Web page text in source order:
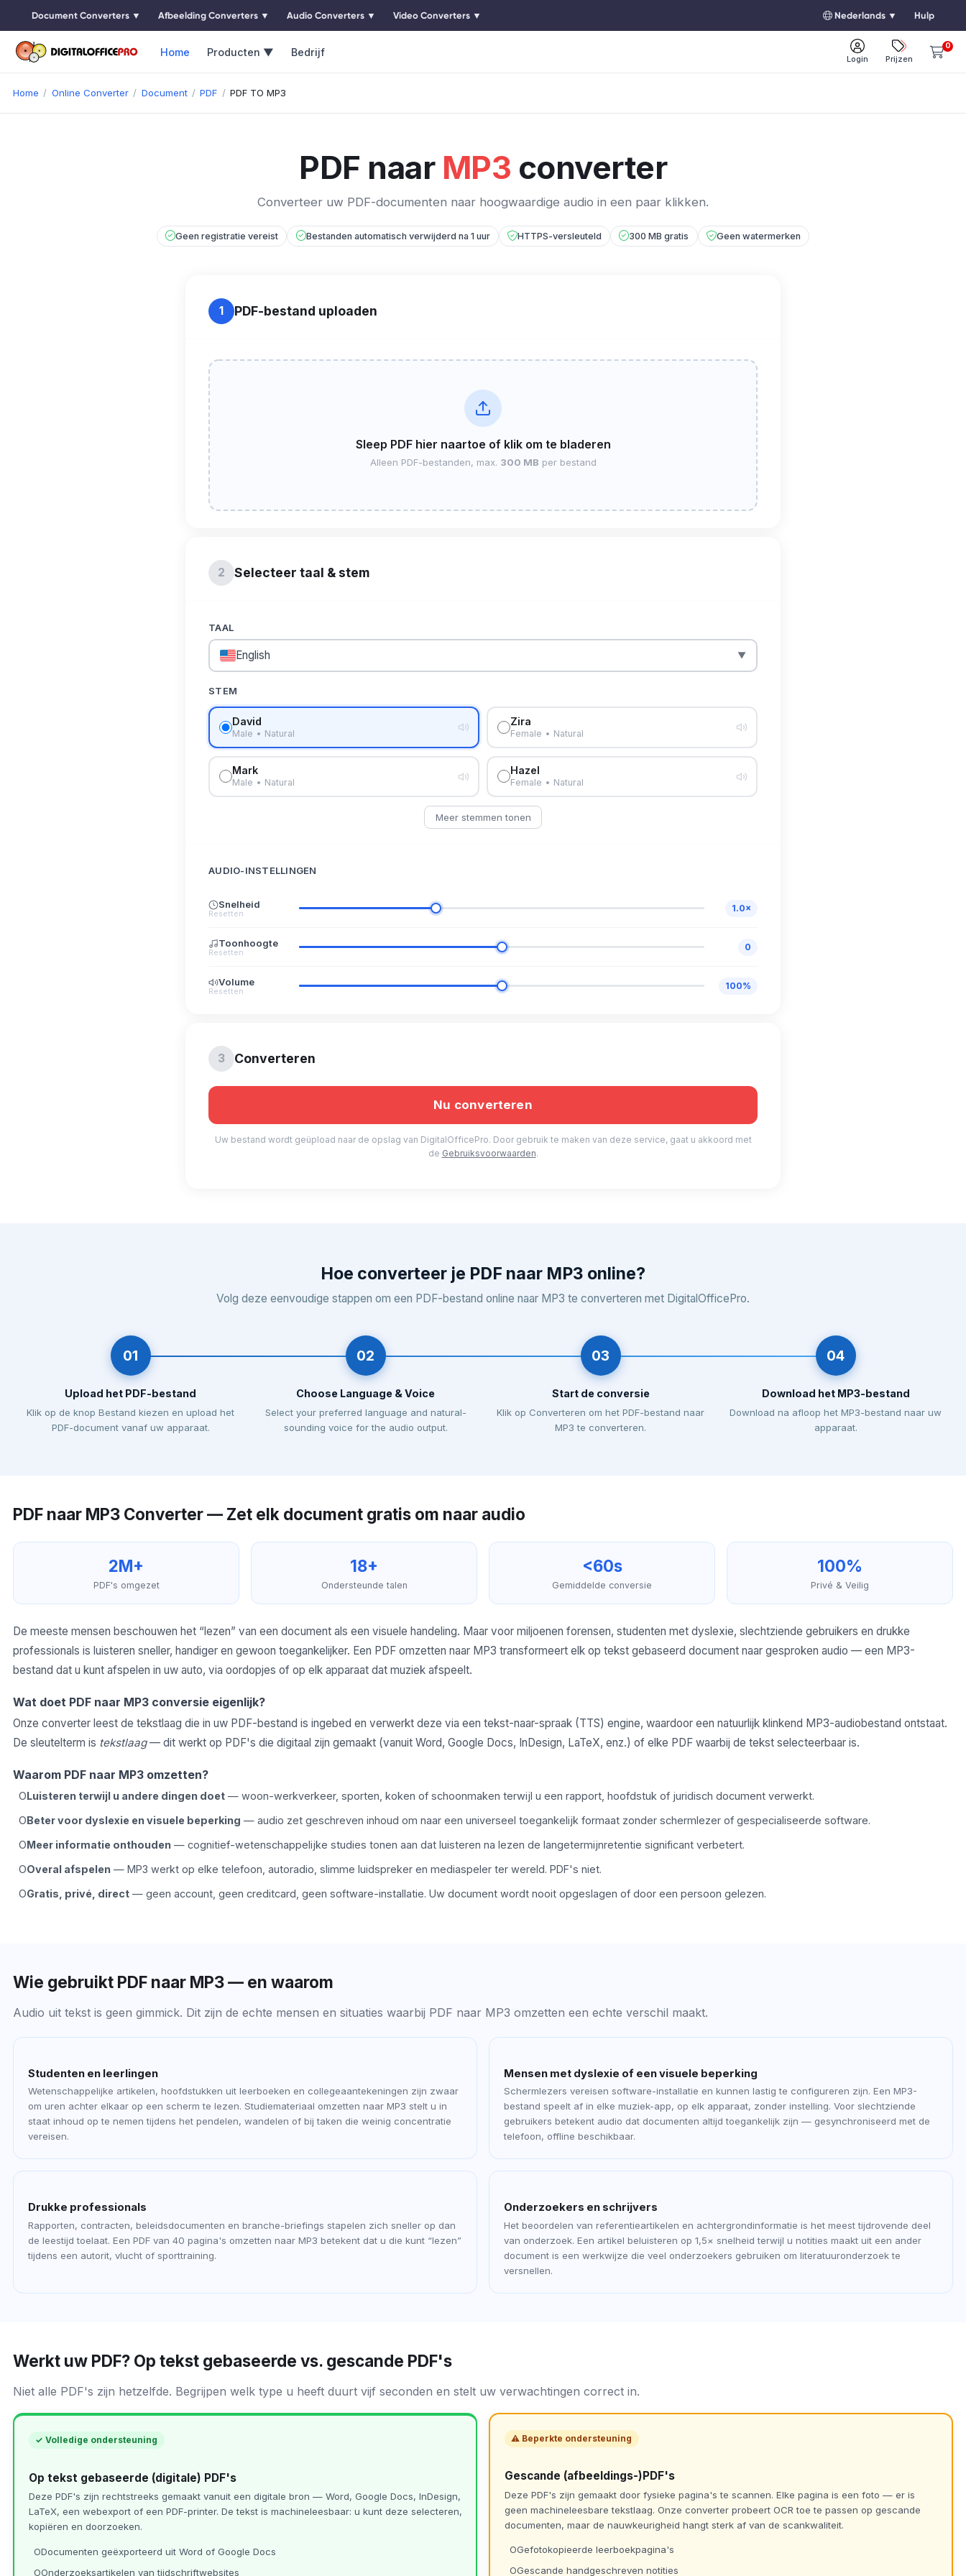
Document Converters ▼ Afbeelding Converters ▼ Audio Converters ▼ Video Converters ▼ Nederlands ▼ Hulp
Home Producten ▼ Bedrijf
Login Prijzen
0
Home Online Converter Document PDF PDF TO MP3
PDF naar MP3 converter
Converteer uw PDF-documenten naar hoogwaardige audio in een paar klikken.
Geen registratie vereist Bestanden automatisch verwijderd na 1 uur HTTPS-versleuteld 300 MB gratis Geen watermerken
1 PDF-bestand uploaden
Sleep PDF hier naartoe of klik om te bladeren
Alleen PDF-bestanden, max. 300 MB per bestand
2 Selecteer taal & stem
TAAL
English ▼
STEM
David
Male • Natural
Zira
Female • Natural
Mark
Male • Natural
Hazel
Female • Natural
Meer stemmen tonen
AUDIO-INSTELLINGEN
Snelheid
Resetten
1.0×
Toonhoogte
Resetten
0
Volume
Resetten
100%
3 Converteren
Uw bestand wordt geüpload naar de opslag van DigitalOfficePro. Door gebruik te maken van deze service, gaat u akkoord met
de Gebruiksvoorwaarden.
Hoe converteer je PDF naar MP3 online?
Volg deze eenvoudige stappen om een PDF-bestand online naar MP3 te converteren met DigitalOfficePro.
01
Upload het PDF-bestand
Klik op de knop Bestand kiezen en upload het
PDF-document vanaf uw apparaat.
02
Choose Language & Voice
Select your preferred language and natural-
sounding voice for the audio output.
03
Start de conversie
Klik op Converteren om het PDF-bestand naar
MP3 te converteren.
04
Download het MP3-bestand
Download na afloop het MP3-bestand naar uw
apparaat.
PDF naar MP3 Converter — Zet elk document gratis om naar audio
2M+
PDF's omgezet
18+
Ondersteunde talen
<60s
Gemiddelde conversie
100%
Privé & Veilig
De meeste mensen beschouwen het “lezen” van een document als een visuele handeling. Maar voor miljoenen forensen, studenten met dyslexie, slechtziende gebruikers en drukke
professionals is luisteren sneller, handiger en gewoon toegankelijker. Een PDF omzetten naar MP3 transformeert elk op tekst gebaseerd document naar gesproken audio — een MP3-
bestand dat u kunt afspelen in uw auto, via oordopjes of op elk apparaat dat muziek afspeelt.
Wat doet PDF naar MP3 conversie eigenlijk?
Onze converter leest de tekstlaag die in uw PDF-bestand is ingebed en verwerkt deze via een tekst-naar-spraak (TTS) engine, waardoor een natuurlijk klinkend MP3-audiobestand ontstaat.
De sleutelterm is tekstlaag— dit werkt op PDF's die digitaal zijn gemaakt (vanuit Word, Google Docs, InDesign, LaTeX, enz.) of elke PDF waarbij de tekst selecteerbaar is.
Waarom PDF naar MP3 omzetten?
Luisteren terwijl u andere dingen doet — woon-werkverkeer, sporten, koken of schoonmaken terwijl u een rapport, hoofdstuk of juridisch document verwerkt.
Beter voor dyslexie en visuele beperking — audio zet geschreven inhoud om naar een universeel toegankelijk formaat zonder schermlezer of gespecialiseerde software.
Meer informatie onthouden — cognitief-wetenschappelijke studies tonen aan dat luisteren na lezen de langetermijnretentie significant verbetert.
Overal afspelen — MP3 werkt op elke telefoon, autoradio, slimme luidspreker en mediaspeler ter wereld. PDF's niet.
Gratis, privé, direct — geen account, geen creditcard, geen software-installatie. Uw document wordt nooit opgeslagen of door een persoon gelezen.
Wie gebruikt PDF naar MP3 — en waarom
Audio uit tekst is geen gimmick. Dit zijn de echte mensen en situaties waarbij PDF naar MP3 omzetten een echte verschil maakt.
Studenten en leerlingen
Wetenschappelijke artikelen, hoofdstukken uit leerboeken en collegeaantekeningen zijn zwaar
om uren achter elkaar op een scherm te lezen. Studiemateriaal omzetten naar MP3 stelt u in
staat inhoud op te nemen tijdens het pendelen, wandelen of bij taken die weinig concentratie
vereisen.
Mensen met dyslexie of een visuele beperking
Schermlezers vereisen software-installatie en kunnen lastig te configureren zijn. Een MP3-
bestand speelt af in elke muziek-app, op elk apparaat, zonder instelling. Voor slechtziende
gebruikers betekent audio dat documenten altijd toegankelijk zijn — gesynchroniseerd met de
telefoon, offline beschikbaar.
Drukke professionals
Rapporten, contracten, beleidsdocumenten en branche-briefings stapelen zich sneller op dan
de leestijd toelaat. Een PDF van 40 pagina's omzetten naar MP3 betekent dat u die kunt “lezen”
tijdens een autorit, vlucht of sporttraining.
Onderzoekers en schrijvers
Het beoordelen van referentieartikelen en achtergrondinformatie is het meest tijdrovende deel
van onderzoek. Een artikel beluisteren op 1,5× snelheid terwijl u notities maakt uit een ander
document is een werkwijze die veel onderzoekers gebruiken om literatuuronderzoek te
versnellen.
Werkt uw PDF? Op tekst gebaseerde vs. gescande PDF's
Niet alle PDF's zijn hetzelfde. Begrijpen welk type u heeft duurt vijf seconden en stelt uw verwachtingen correct in.
✓ Volledige ondersteuning
Op tekst gebaseerde (digitale) PDF's
Deze PDF's zijn rechtstreeks gemaakt vanuit een digitale bron — Word, Google Docs, InDesign,
LaTeX, een webexport of een PDF-printer. De tekst is machineleesbaar: u kunt deze selecteren,
kopiëren en doorzoeken.
Documenten geëxporteerd uit Word of Google Docs
Onderzoeksartikelen van tijdschriftwebsites
⚠ Beperkte ondersteuning
Gescande (afbeeldings-)PDF's
Deze PDF's zijn gemaakt door fysieke pagina's te scannen. Elke pagina is een foto — er is
geen machineleesbare tekstlaag. Onze converter probeert OCR toe te passen op gescande
documenten, maar de nauwkeurigheid hangt sterk af van de scankwaliteit.
Gefotokopieerde leerboekpagina's
Gescande handgeschreven notities